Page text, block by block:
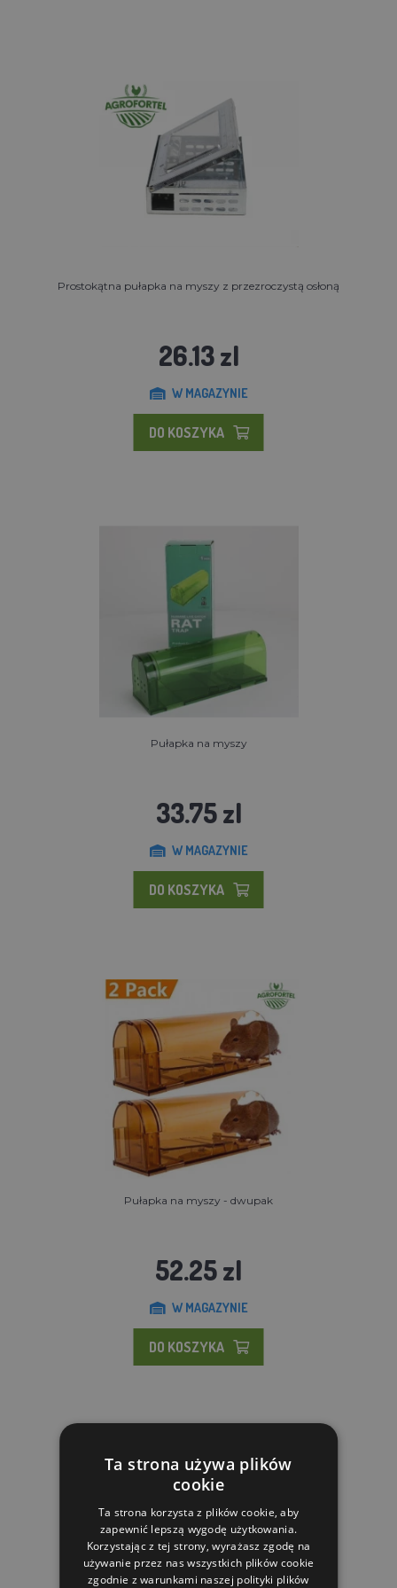
Prostokątna pułapka na myszy z przezroczystą osłoną
26.13 zl
W MAGAZYNIE
DO KOSZYKA
Pułapka na myszy
33.75 zl
W MAGAZYNIE
DO KOSZYKA
Pułapka na myszy - dwupak
52.25 zl
W MAGAZYNIE
DO KOSZYKA
Ta strona używa plików
cookie
Ta strona korzysta z plików cookie, aby
zapewnić lepszą wygodę użytkowania.
Korzystając z tej strony, wyrażasz zgodę na
używanie przez nas wszystkich plików cookie
zgodnie z warunkami naszej polityki plików